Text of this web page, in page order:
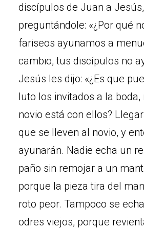
discípulos de Juan a Jesús,
preguntándole: «¿Por qué
fariseos ayunamos a
cambio, tus discípulos no
Jesús les dijo: «¿Es que
luto los invitados a la boda,
novio está con ellos?
que se lleven al novio, y
ayunarán. Nadie echa un
paño sin remojar a un
porque la pieza tira del
roto peor. Tampoco se
odres viejos, porque